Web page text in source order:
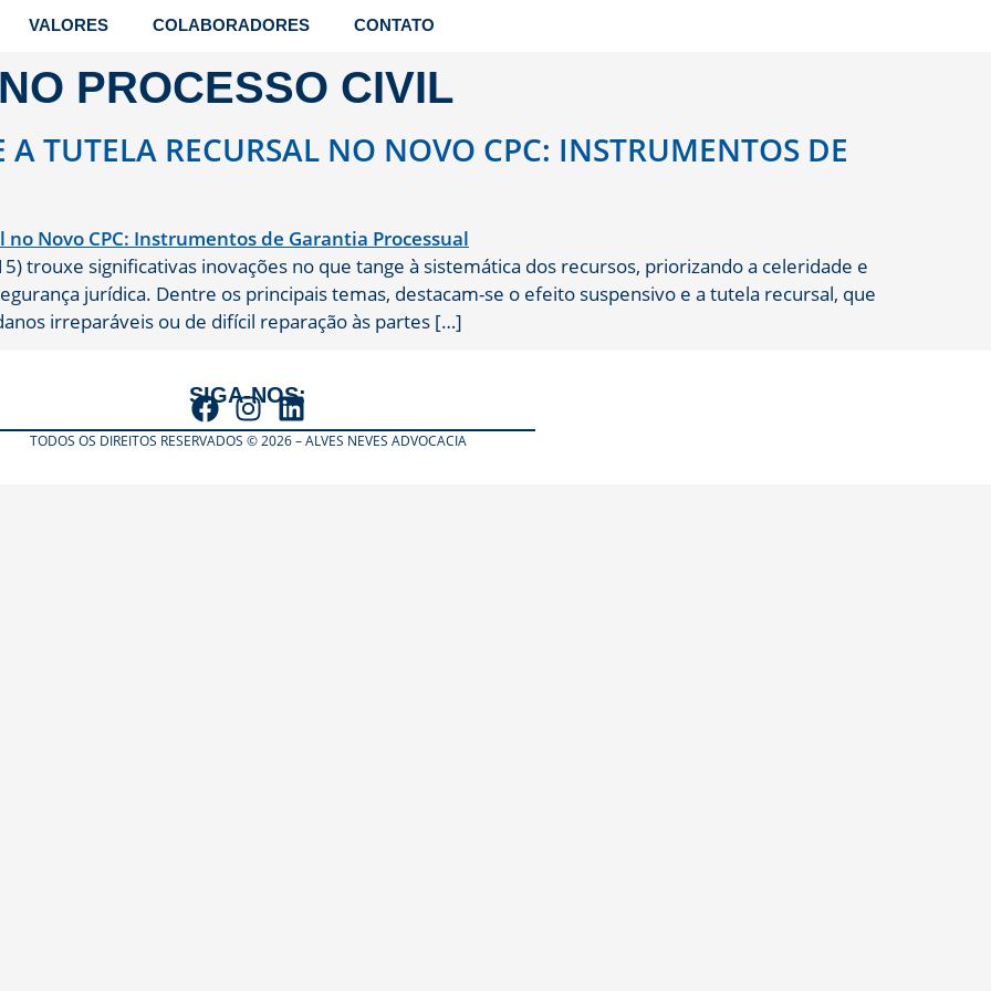
VALORES COLABORADORES CONTATO
PROCESSO CIVIL
A TUTELA RECURSAL NO NOVO CPC: INSTRUMENTOS DE
trouxe significativas inovações no que tange à sistemática dos recursos, priorizando a celeridade e
jurídica. Dentre os principais temas, destacam-se o efeito suspensivo e a tutela recursal, que
irreparáveis ou de difícil reparação às partes […]
SIGA-NOS:
TODOS OS DIREITOS RESERVADOS © 2026 – ALVES NEVES ADVOCACIA